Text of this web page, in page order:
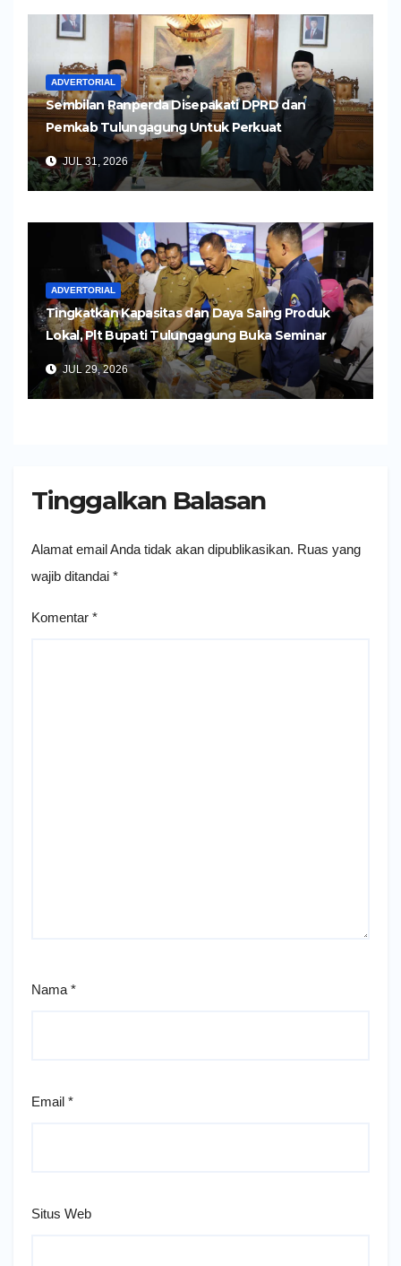
ADVERTORIAL
Sembilan Ranperda Disepakati DPRD dan
Pemkab Tulungagung Untuk Perkuat
Pembangunan Daerah
JUL 31, 2026
ADVERTORIAL
Tingkatkan Kapasitas dan Daya Saing Produk
Lokal, Plt Bupati Tulungagung Buka Seminar
Impor dan Ekspor Produk UMKM
JUL 29, 2026
Tinggalkan Balasan
Alamat email Anda tidak akan dipublikasikan. Ruas yang
wajib ditandai *
Komentar *
Nama *
Email *
Situs Web